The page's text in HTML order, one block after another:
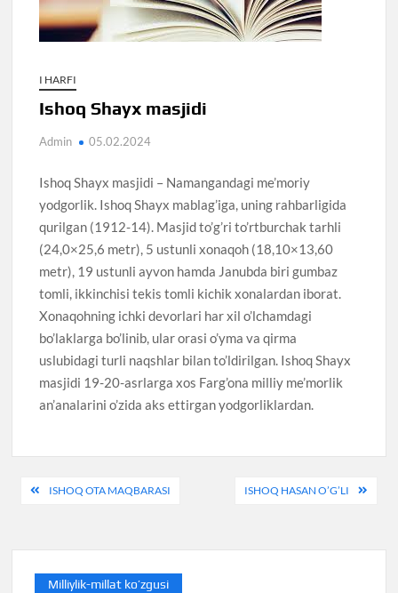
I HARFI
Ishoq Shayx masjidi
Admin 05.02.2024
Ishoq Shayx masjidi – Namangandagi me’moriy
yodgorlik. Ishoq Shayx mablag’iga, uning rahbarligida
qurilgan (1912-14). Masjid to’g’ri to’rtburchak tarhli
(24,0×25,6 metr), 5 ustunli xonaqoh (18,10×13,60
metr), 19 ustunli ayvon hamda Janubda biri gumbaz
tomli, ikkinchisi tekis tomli kichik xonalardan iborat.
Xonaqohning ichki devorlari har xil o’lchamdagi
bo’laklarga bo’linib, ular orasi o’yma va qirma
uslubidagi turli naqshlar bilan to’ldirilgan. Ishoq Shayx
masjidi 19-20-asrlarga xos Farg’ona milliy me’morlik
an’analarini o’zida aks ettirgan yodgorliklardan.
PostISHOQ OTA MAQBARASI ISHOQ HASAN O’G’LI
Milliylik-millat ko’zgusi